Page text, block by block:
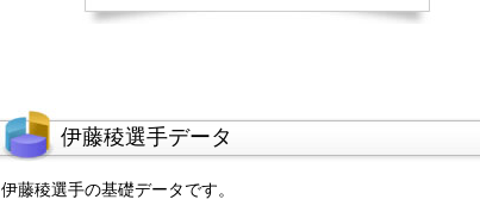
伊藤稜選手データ
伊藤稜選手の基礎データです。